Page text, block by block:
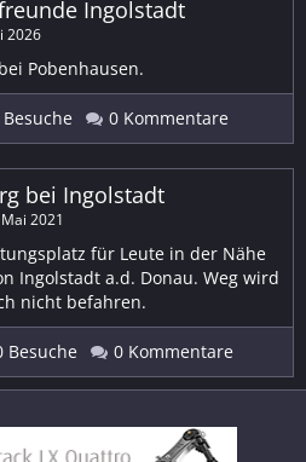
Ingolstadt
2026
Pobenhausen.
0 Kommentare
bei Ingolstadt
2021
für Leute in der Nähe
Ingolstadt a.d. Donau. Weg wird
nicht befahren.
Besuche 0 Kommentare